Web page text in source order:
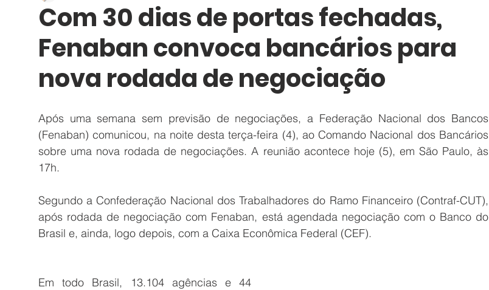
Com 30 dias de portas fechadas,
Fenaban convoca bancários para
nova rodada de negociação
Após uma semana sem previsão de negociações, a Federação Nacional dos Bancos
(Fenaban) comunicou, na noite desta terça-feira (4), ao Comando Nacional dos Bancários
sobre uma nova rodada de negociações. A reunião acontece hoje (5), em São Paulo, às
17h.
Segundo a Confederação Nacional dos Trabalhadores do Ramo Financeiro (Contraf-CUT),
após rodada de negociação com Fenaban, está agendada negociação com o Banco do
Brasil e, ainda, logo depois, com a Caixa Econômica Federal (CEF).
Em todo Brasil, 13.104 agências e 44